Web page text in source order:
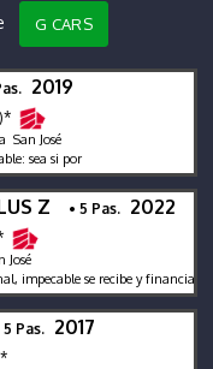
G CARS
2019
San José
si por
Z • 5 Pas. 2022
se recibe y financia,
5 Pas. 2017